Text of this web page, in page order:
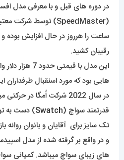
در دوره های قبل و با معرفی مدل
(SpeedMaster) توسط شرکت معتبر
ساعت را هرروز در حال افزایش بوده
رقیبان کشید.
این مدل با قیمتی
هایی بود که مورد اسنقبال طرفداران
در سال 2022 شرکت اُمگا در
قدرتمند سواچ (Swatch) دست به
تک سایز برای آقایان و بانوان روانه
و در واقع بر گرفته شده از مدل
های زیبای سواچ میباشد. کمپانی